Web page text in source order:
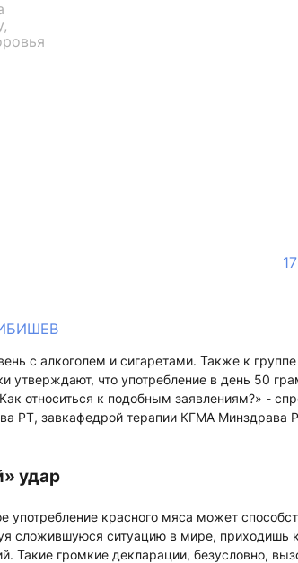
с алкоголем и сигаретами. Также к
утверждают, что употребление в день 50
относиться к подобным заявлениям?» -
РТ, завкафедрой терапии КГМА Минздрава
удар
красного мяса может
сложившуюся ситуацию в мире, приходишь
Такие громкие декларации, безусловно,